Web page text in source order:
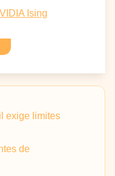
Ising
exige limites
de